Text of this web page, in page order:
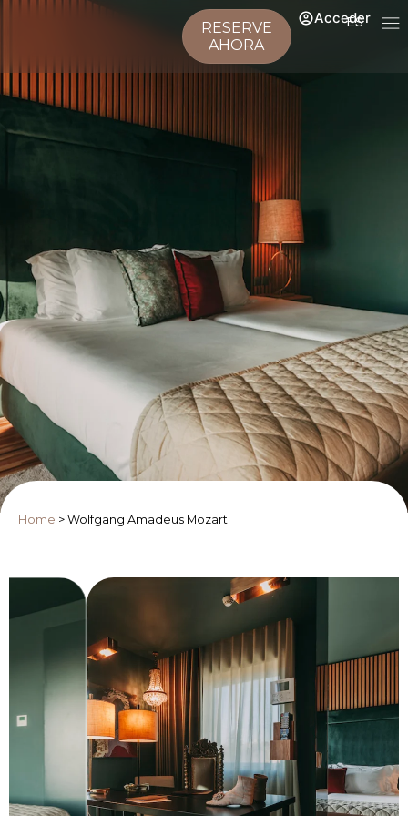
ES
Acceder
RESERVE
AHORA
Home > Wolfgang Amadeus Mozart